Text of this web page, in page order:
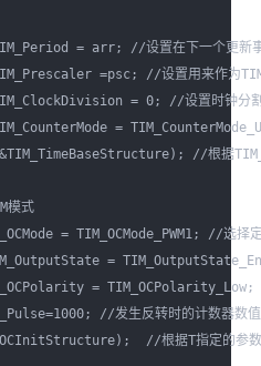
= arr; //设置在下一个更新事
=psc; //设置用来作为
= 0; //设置时钟分
=
//根据
模式
= TIM_OCMode_PWM1; //选择
=
= TIM_OCPolarity_Low;
//发生反转时的计数器数值
//根据T指定的参数